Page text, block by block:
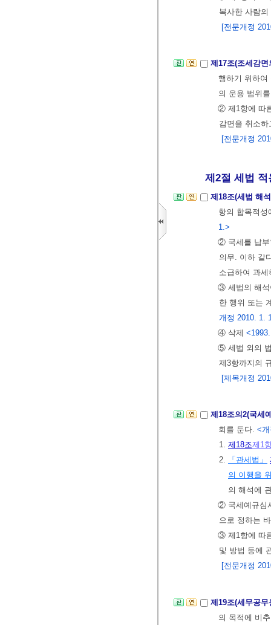
복사한 사람
[전문개정
제17조(조세감
행하기 위하여
의 운용 범위
② 제1항에 따
감면을 취소
[전문개정
제2절 세법 적
제18조(세법 해
항의 합목적
1.>
② 국세를 납부
의무. 이하 같
소급하여 과
③ 세법의 해석
한 행위 또는
개정 2010. 1.
④ 삭제
⑤ 세법 외의
제3항까지의
[제목개정
제18조의2(국세
회를 둔다. <
1. 제18조제1
2.
「관세법」
의 이행을
의 해석에
② 국세예규심
으로 정하는
③ 제1항에 따
및 방법 등에
[전문개정
제19조(세무공
의 목적에 비